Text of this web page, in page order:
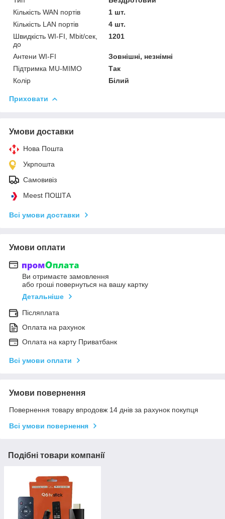
Кількість WAN портів
1 шт.
Кількість LAN портів
4 шт.
Швидкість WI-FI, Mbit/сек,
до
1201
Антени WI-FI
Зовнішні, незнімні
Підтримка MU-MIMO
Так
Колір
Білий
Приховати
Умови доставки
Нова Пошта
Укрпошта
Самовивіз
Meest ПОШТА
Всі умови доставки
Умови оплати
Ви отримаєте замовлення
або гроші повернуться на вашу картку
Детальніше
Післяплата
Оплата на рахунок
Оплата на карту Приватбанк
Всі умови оплати
Умови повернення
Повернення товару впродовж 14 днів за рахунок покупця
Всі умови повернення
Подібні товари компанії